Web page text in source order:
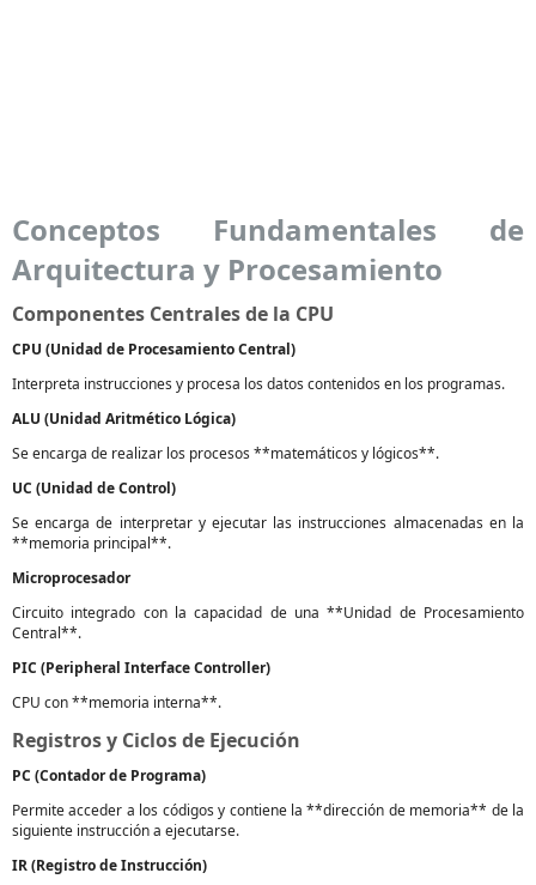
Conceptos Fundamentales de
Arquitectura y Procesamiento
Componentes Centrales de la CPU
CPU (Unidad de Procesamiento Central)
Interpreta instrucciones y procesa los datos contenidos en los programas.
ALU (Unidad Aritmético Lógica)
Se encarga de realizar los procesos **matemáticos y lógicos**.
UC (Unidad de Control)
Se encarga de interpretar y ejecutar las instrucciones almacenadas en la
**memoria principal**.
Microprocesador
Circuito integrado con la capacidad de una **Unidad de Procesamiento
Central**.
PIC (Peripheral Interface Controller)
CPU con **memoria interna**.
Registros y Ciclos de Ejecución
PC (Contador de Programa)
Permite acceder a los códigos y contiene la **dirección de memoria** de la
siguiente instrucción a ejecutarse.
IR (Registro de Instrucción)